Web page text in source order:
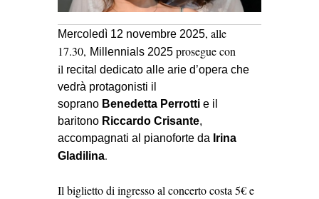
Mercoledì 12 novembre 2025, alle
17.30, Millennials 2025 prosegue con
ilrecital dedicato alle arie d’opera che
vedrà protagonisti il
soprano Benedetta Perrottie il
baritono Riccardo Crisante,
accompagnati al pianoforte da Irina
Gladilina.
Il biglietto di ingresso al concerto costa 5€ e